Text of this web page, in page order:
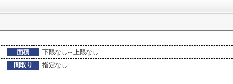
面積
下限なし～上限なし
間取り
指定なし